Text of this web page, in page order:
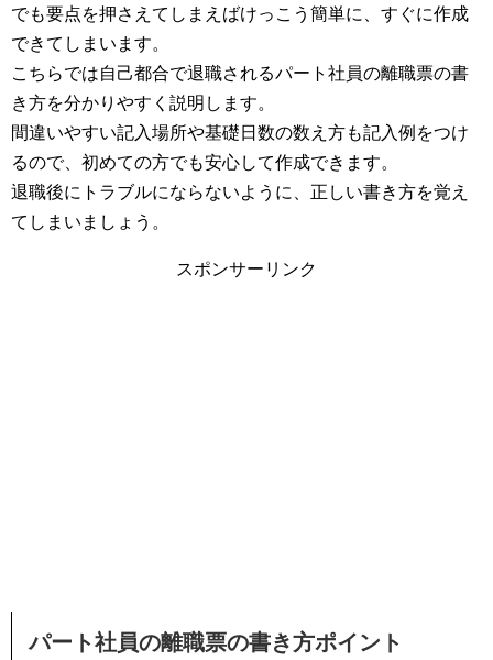
でも要点を押さえてしまえばけっこう簡単に、すぐに作成
できてしまいます。
こちらでは自己都合で退職されるパート社員の離職票の書
き方を分かりやすく説明します。
間違いやすい記入場所や基礎日数の数え方も記入例をつけ
るので、初めての方でも安心して作成できます。
退職後にトラブルにならないように、正しい書き方を覚え
てしまいましょう。
スポンサーリンク
パート社員の離職票の書き方ポイント